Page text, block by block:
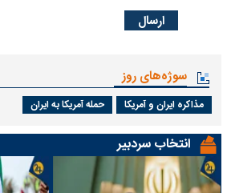
سوژه‌های روز
مذاکره ایران و آمریکا حمله آمریکا به ایران
انتخاب سردبیر